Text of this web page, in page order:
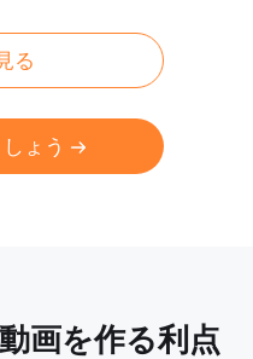
る
ょう
画を作る利点